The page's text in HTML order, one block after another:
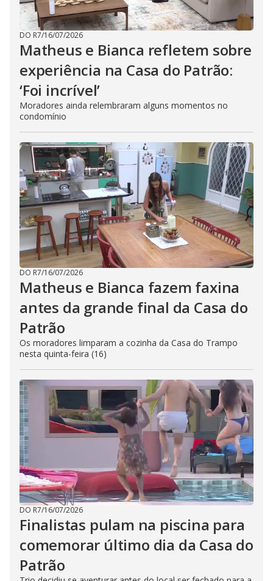
DO R7/16/07/2026
Matheus e Bianca refletem sobre
experiência na Casa do Patrão:
‘Foi incrível’
Moradores ainda relembraram alguns momentos no
condomínio
DO R7/16/07/2026
Matheus e Bianca fazem faxina
antes da grande final da Casa do
Patrão
Os moradores limparam a cozinha da Casa do Trampo
nesta quinta-feira (16)
DO R7/16/07/2026
Finalistas pulam na piscina para
comemorar último dia da Casa do
Patrão